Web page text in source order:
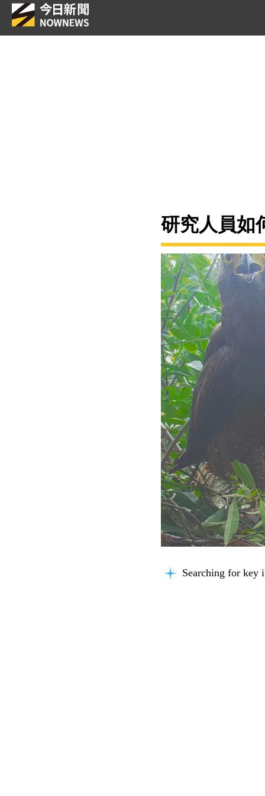
研究人員如
Searching for key